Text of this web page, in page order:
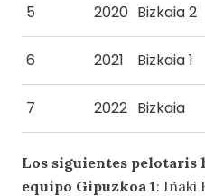
5 2020 Bizkaia 2
6 2021 Bizkaia 1
7 2022 Bizkaia
Los siguientes pelotaris
equipo Gipuzkoa 1: Iñaki